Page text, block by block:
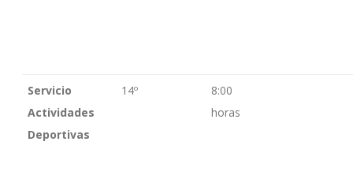
Servicio
Actividades
Deportivas
14º
8:00
horas